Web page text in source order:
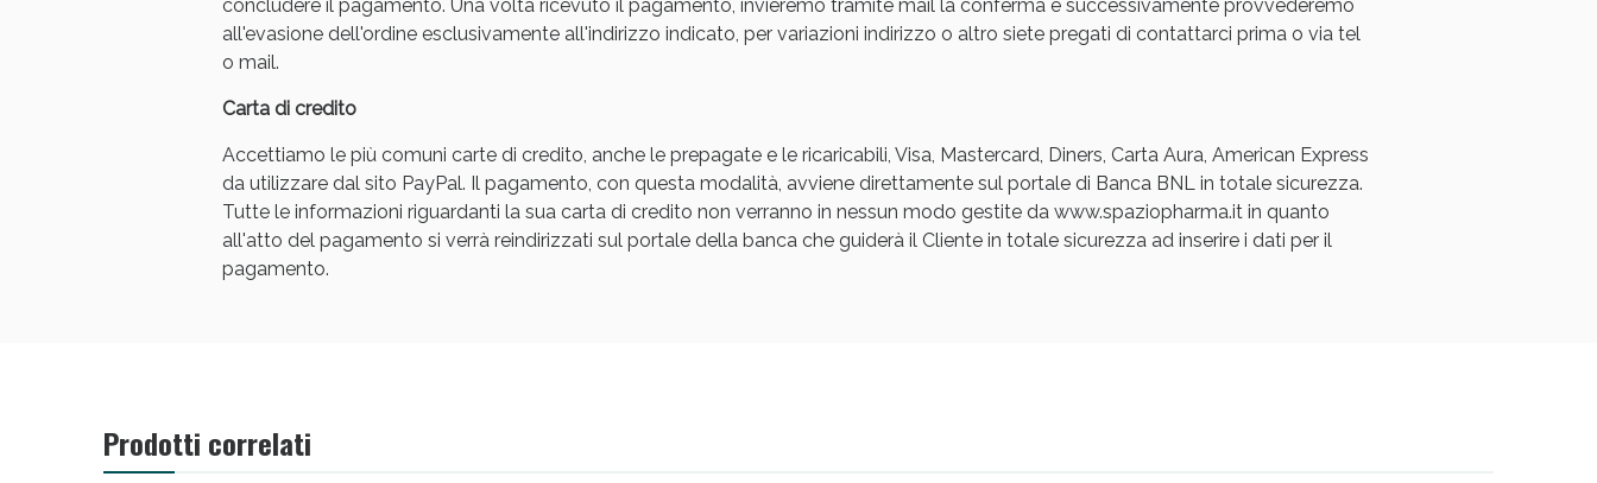
concludere il pagamento. Una volta ricevuto il pagamento, invieremo tramite mail la conferma e successivamente provvederemo
all'evasione dell'ordine esclusivamente all'indirizzo indicato, per variazioni indirizzo o altro siete pregati di contattarci prima o via tel
o mail.
Carta di credito
Accettiamo le più comuni carte di credito, anche le prepagate e le ricaricabili, Visa, Mastercard, Diners, Carta Aura, American Express
da utilizzare dal sito PayPal. Il pagamento, con questa modalità, avviene direttamente sul portale di Banca BNL in totale sicurezza.
Tutte le informazioni riguardanti la sua carta di credito non verranno in nessun modo gestite da www.spaziopharma.it in quanto
all'atto del pagamento si verrà reindirizzati sul portale della banca che guiderà il Cliente in totale sicurezza ad inserire i dati per il
pagamento.
Prodotti correlati